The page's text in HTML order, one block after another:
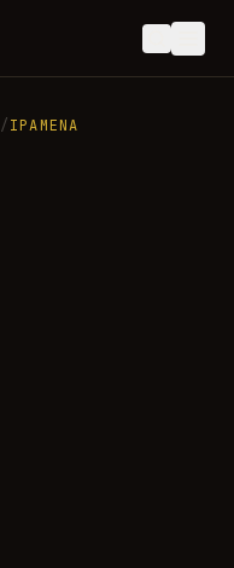
/IPAMENA